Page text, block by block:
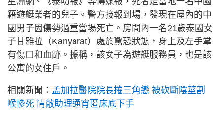
籍遊艇業者的兒子。警方接報到場，發現在屋內的中
國男子因傷勢過重當場死亡。房間內一名21歲泰國女
子甘雅拉（Kanyarat）處於驚恐狀態，身上及左手掌
有傷口和血跡。據稱，該女子為遊艇服務員，也是該
公寓的女住戶。
相關新聞： 孟加拉醫院院長捲三角戀 被砍斷陰莖割
喉慘死 情敵助理通宵匿床底下手